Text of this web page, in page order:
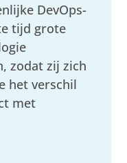
DevOps-
tijd grote
zodat zij zich
het verschil
met